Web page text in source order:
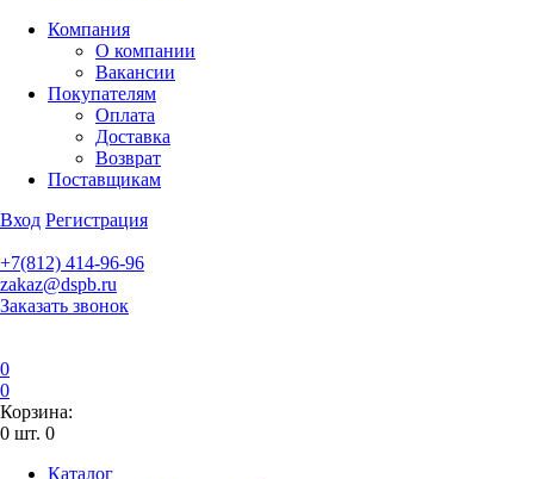
Компания
О компании
Вакансии
Покупателям
Оплата
Доставка
Возврат
Поставщикам
Вход Регистрация
+7(812) 414-96-96
zakaz@dspb.ru
Заказать звонок
0
0
Корзина:
0 шт. 0
Каталог